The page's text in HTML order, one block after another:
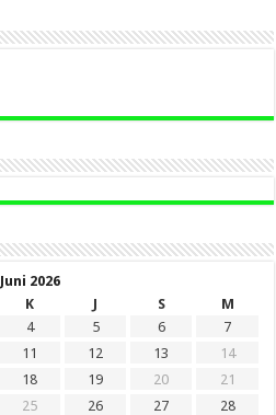
Juni 2026
K J S
M
4 5 6
7
11 12 13
14
18 19 20
21
25 26 27
28